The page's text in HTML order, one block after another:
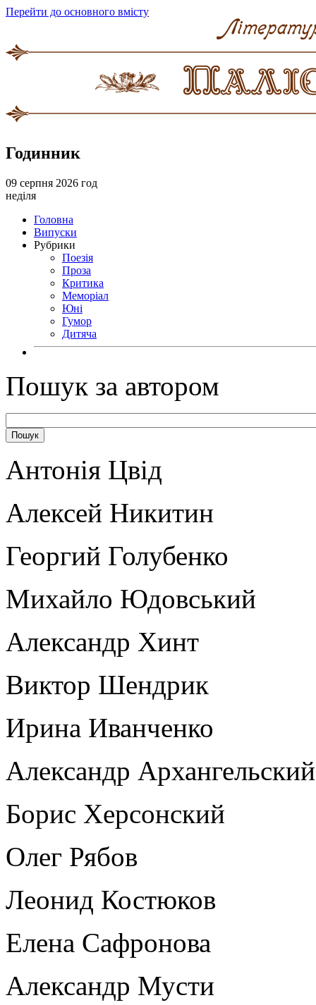
Перейти до основного вмісту
Годинник
09 серпня 2026 год
неділя
Головна
Випуски
Рубрики
Поезія
Проза
Критика
Меморіал
Юні
Гумор
Дитяча
Пошук за автором
Антонія Цвід
Алексей Никитин
Георгий Голубенко
Михайло Юдовський
Александр Хинт
Виктор Шендрик
Ирина Иванченко
Александр Архангельский
Борис Херсонский
Олег Рябов
Леонид Костюков
Елена Сафронова
Александр Мусти